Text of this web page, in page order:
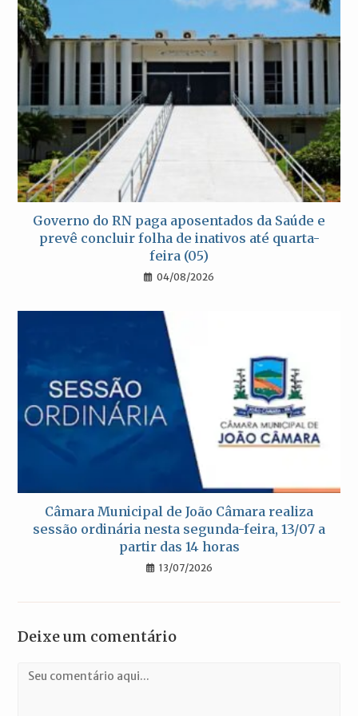
Governo do RN paga aposentados da Saúde e
prevê concluir folha de inativos até quarta-
feira (05)
04/08/2026
Câmara Municipal de João Câmara realiza
sessão ordinária nesta segunda-feira, 13/07 a
partir das 14 horas
13/07/2026
Deixe um comentário
Comentário